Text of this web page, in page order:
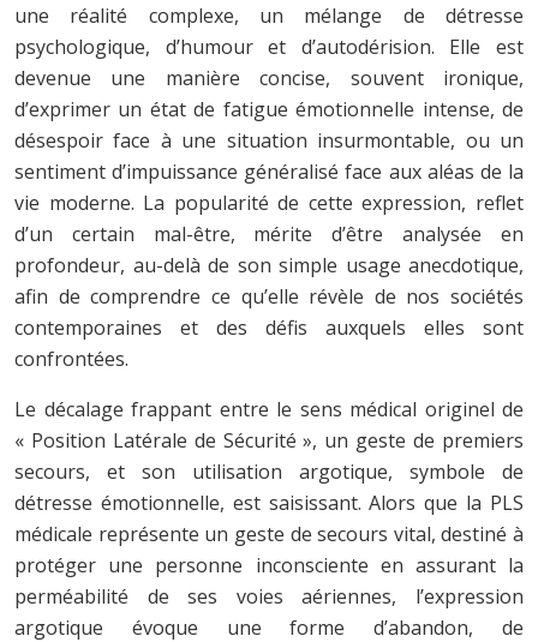
une réalité complexe, un mélange de détresse
psychologique, d’humour et d’autodérision. Elle est
devenue une manière concise, souvent ironique,
d’exprimer un état de fatigue émotionnelle intense, de
désespoir face à une situation insurmontable, ou un
sentiment d’impuissance généralisé face aux aléas de la
vie moderne. La popularité de cette expression, reflet
d’un certain mal-être, mérite d’être analysée en
profondeur, au-delà de son simple usage anecdotique,
afin de comprendre ce qu’elle révèle de nos sociétés
contemporaines et des défis auxquels elles sont
confrontées.
Le décalage frappant entre le sens médical originel de
« Position Latérale de Sécurité », un geste de premiers
secours, et son utilisation argotique, symbole de
détresse émotionnelle, est saisissant. Alors que la PLS
médicale représente un geste de secours vital, destiné à
protéger une personne inconsciente en assurant la
perméabilité de ses voies aériennes, l’expression
argotique évoque une forme d’abandon, de